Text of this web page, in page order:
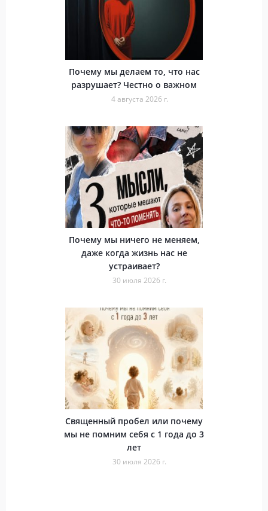
Почему мы делаем то, что нас
разрушает? Честно о важном
4 августа 2026 г.
Почему мы ничего не меняем,
даже когда жизнь нас не
устраивает?
30 июля 2026 г.
Священный пробел или почему
мы не помним себя с 1 года до 3
лет
30 июля 2026 г.